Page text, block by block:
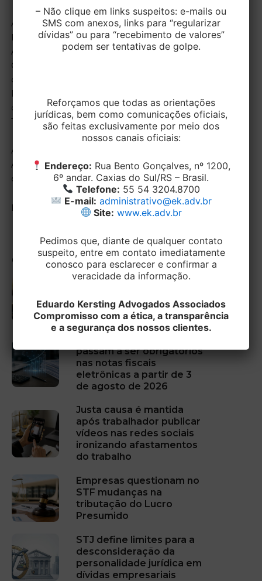
Assim, além de Caxias do Sul, a Vara Regional
Empresarial também irá abranger as Comarcas de
Antônio Prado, Bento Gonçalves, Bom Jesus, Canela,
Carlos Barbosa, Dois Irmãos, Farroupilha, Feliz, Flores
da Cunha, Garibaldi, Gramado, Igrejinha, Nova
Petrópolis, Nova Prata, Parobé, Portão, São Francisco
de Paula, São Marcos, São Sebastião do Caí, Taquara,
Três Coroas, Vacaria e Veranópolis.
A Equipe de Direito Civil e Empresarial da EK
Advogados está à sua disposição para maiores
esclarecimentos.
Fonte: Tribunal de Justiça – RS
Outras Publicações
STJ limita proteção
entidades sem fins
lucrativos
passam a ser obrigatórios
nas notas fiscais
eletrônicas a partir de 3
de agosto de 2026
Justa causa é mantida
após trabalhador publicar
vídeos nas redes sociais
ironizando afastamentos
do trabalho
Empresas questionam no
STF mudanças na
tributação do Lucro
Presumido
STJ define limites para a
desconsideração da
personalidade jurídica em
dívidas empresariais
– Não clique em links suspeitos: e-mails ou
SMS com anexos, links para “regularizar
dívidas” ou para “recebimento de valores”
podem ser tentativas de golpe.
Reforçamos que todas as orientações
jurídicas, bem como comunicações oficiais,
são feitas exclusivamente por meio dos
nossos canais oficiais:
Endereço: Rua Bento Gonçalves, nº 1200,
6º andar. Caxias do Sul/RS – Brasil.
Telefone: 55 54 3204.8700
E-mail: administrativo@ek.adv.br
Site: www.ek.adv.br
Pedimos que, diante de qualquer contato
suspeito, entre em contato imediatamente
conosco para esclarecer e confirmar a
veracidade da informação.
Eduardo Kersting Advogados Associados
Compromisso com a ética, a transparência
e a segurança dos nossos clientes.